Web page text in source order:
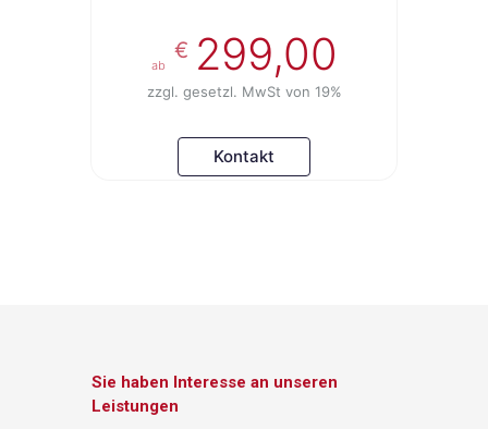
ab
€ 299,00
zzgl. gesetzl. MwSt von 19%
Kontakt
Sie haben Interesse an unseren
Leistungen